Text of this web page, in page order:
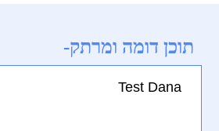
תוכן דומה ומרתק-
Test Dana